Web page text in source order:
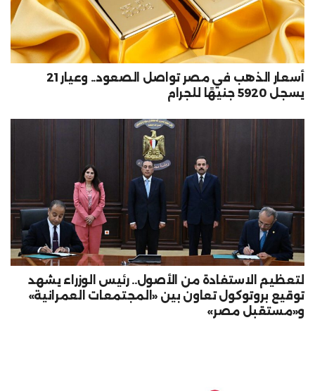
أسعار الذهب في مصر تواصل الصعود.. وعيار 21
يسجل 5920 جنيهًا للجرام
لتعظيم الاستفادة من الأصول.. رئيس الوزراء يشهد
توقيع بروتوكول تعاون بين «المجتمعات العمرانية»
و«مستقبل مصر»